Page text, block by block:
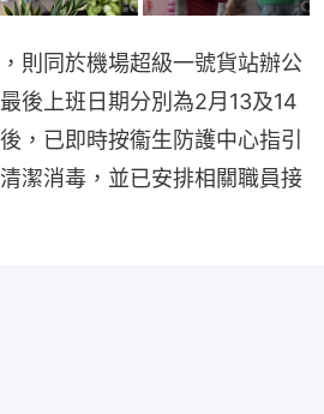
則同於機場超級一號貨站辦公
後上班日期分別為2月13及14
，已即時按衞生防護中心指引
潔消毒，並已安排相關職員接